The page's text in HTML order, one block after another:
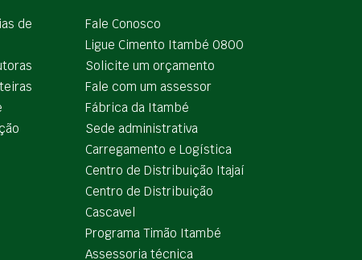
de
Fale Conosco
Ligue Cimento Itambé 0800
Solicite um orçamento
Fale com um assessor
Fábrica da Itambé
Sede administrativa
Carregamento e Logística
Centro de Distribuição Itajaí
Centro de Distribuição
Cascavel
Programa Timão Itambé
Assessoria técnica